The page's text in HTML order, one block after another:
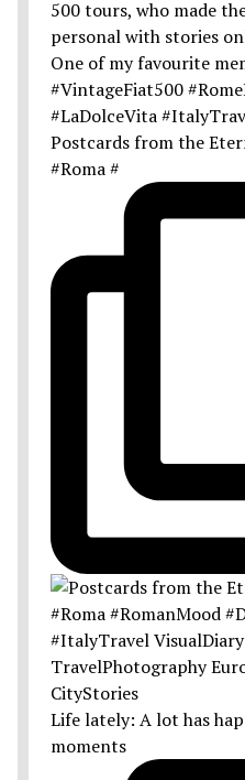
Postcards from the
#Roma #
Life lately: A lot has
moments